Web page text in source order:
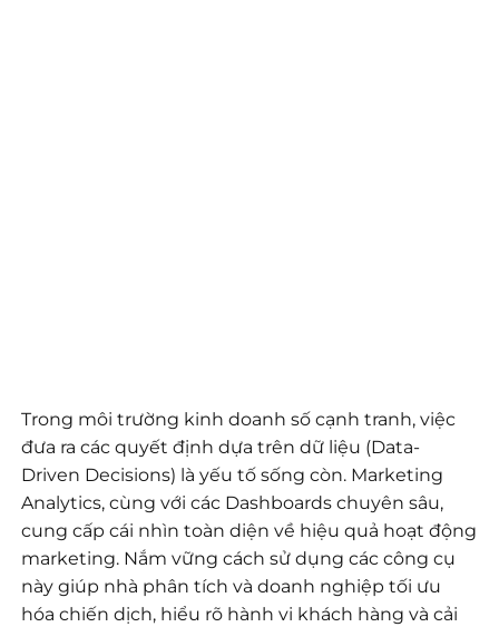
Trong môi trường kinh doanh số cạnh tranh, việc
đưa ra các quyết định dựa trên dữ liệu (Data-
Driven Decisions) là yếu tố sống còn. Marketing
Analytics, cùng với các Dashboards chuyên sâu,
cung cấp cái nhìn toàn diện về hiệu quả hoạt động
marketing. Nắm vững cách sử dụng các công cụ
này giúp nhà phân tích và doanh nghiệp tối ưu
hóa chiến dịch, hiểu rõ hành vi khách hàng và cải